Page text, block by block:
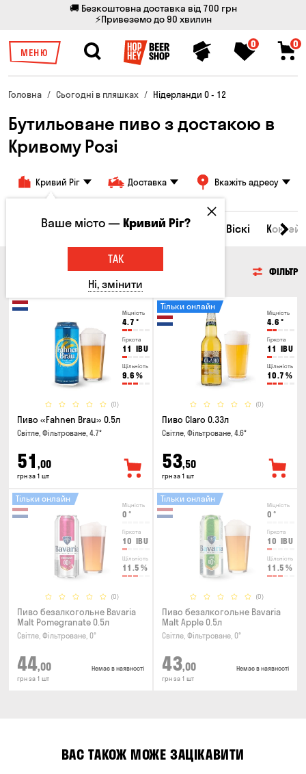
🚚 Безкоштовна доставка від 700 грн
⚡Привеземо до 90 хвилин
МЕНЮ
0 0
Головна Сьогодні в пляшках Нідерланди 0 - 12
Бутильоване пиво з достакою в
Кривому Розі
Кривий Ріг Доставка Вкажіть адресу
Всі товари Пиво Сидр Вино Віскі
ФІЛЬТР
Міцність
4.7 °
Гіркота
11 IBU
Щільність
9.6 %
(0)
Пиво «Fahnen Brau» 0.5л
Світле, Фільтроване, 4.7°
51 ,00
грн за 1 шт
Міцність
4.6 °
Гіркота
11 IBU
Щільність
10.7 %
(0)
Тільки онлайн
Пиво Claro 0.33л
Світле, Фільтроване, 4.6°
53,50
грн за 1 шт
Міцність
0 °
Гіркота
10 IBU
Щільність
11.5 %
(0)
Тільки онлайн
Пиво безалкогольне Bavaria
Malt Pomegranate 0.5л
Світле, Фільтроване, 0°
44,00
грн за 1 шт
Немає в наявності
Міцність
0 °
Гіркота
10 IBU
Щільність
11.5 %
(0)
Тільки онлайн
Пиво безалкогольне Bavaria
Malt Apple 0.5л
Світле, Фільтроване, 0°
43,00
грн за 1 шт
Немає в наявності
ВАС ТАКОЖ МОЖЕ ЗАЦІКАВИТИ
Ваше місто —Кривий Ріг?
ТАК
Ні, змінити